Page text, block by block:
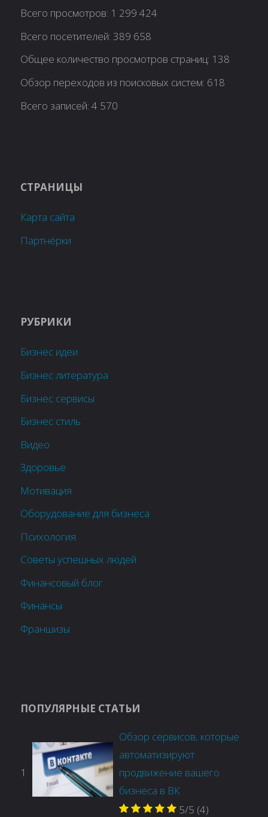
Всего просмотров: 1 299 424
Всего посетителей:389 658
Общее количество просмотров страниц: 138
Обзор переходов из поисковых систем: 618
Всего записей:4 570
СТРАНИЦЫ
Карта сайта
Партнёрки
РУБРИКИ
Бизнес идеи
Бизнес литература
Бизнес сервисы
Бизнес стиль
Видео
Здоровье
Мотивация
Оборудование для бизнеса
Психология
Советы успешных людей
Финансовый блог
Финансы
Франшизы
ПОПУЛЯРНЫЕ СТАТЬИ
1
Обзор сервисов, которые
автоматизируют
продвижение вашего
бизнеса в ВК
5/5 (4)